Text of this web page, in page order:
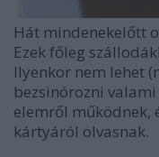
Hát mindenekelőtt
Ezek főleg
Ilyenkor nem lehet
bezsinórozni
elemről működnek,
kártyáról olvasnak.